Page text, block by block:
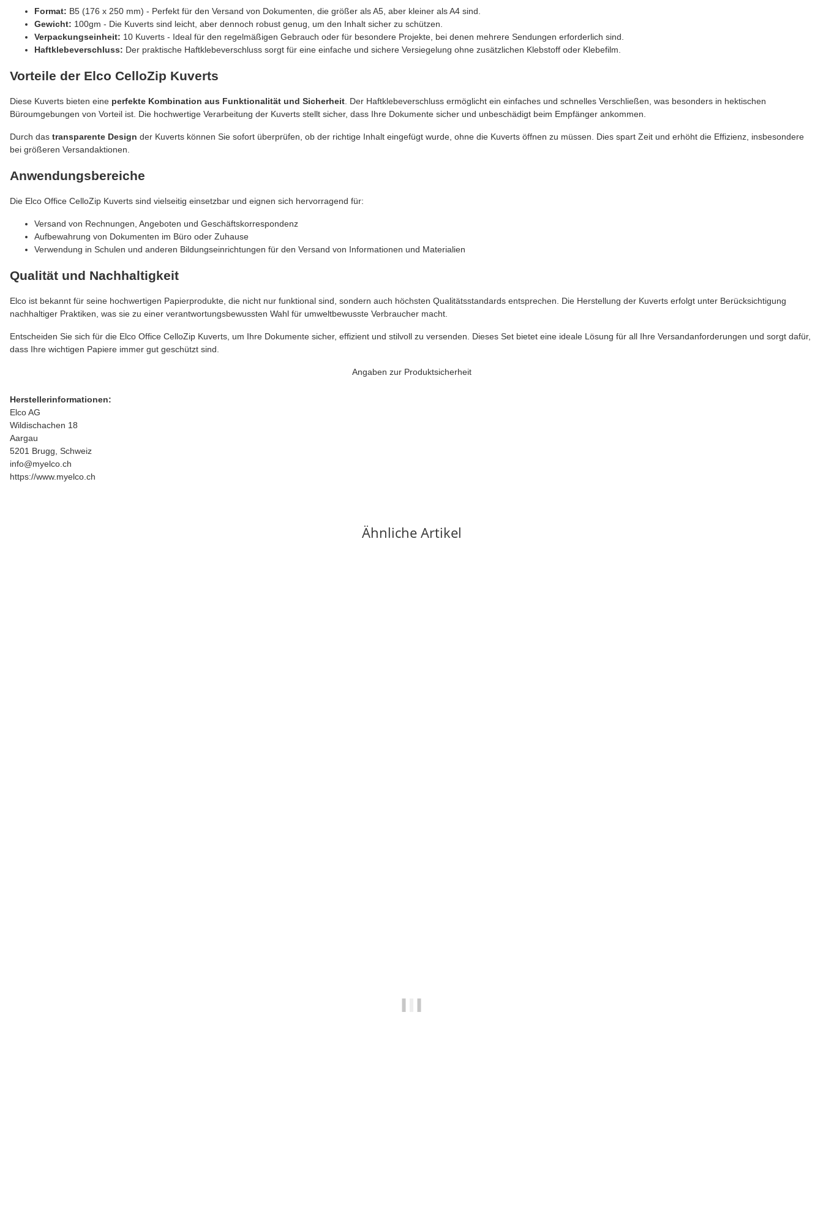
Format: B5 (176 x 250 mm) - Perfekt für den Versand von Dokumenten, die größer als A5, aber kleiner als A4 sind.
Gewicht: 100gm - Die Kuverts sind leicht, aber dennoch robust genug, um den Inhalt sicher zu schützen.
Verpackungseinheit: 10 Kuverts - Ideal für den regelmäßigen Gebrauch oder für besondere Projekte, bei denen mehrere Sendungen erforderlich sind.
Haftklebeverschluss: Der praktische Haftklebeverschluss sorgt für eine einfache und sichere Versiegelung ohne zusätzlichen Klebstoff oder Klebefilm.
Vorteile der Elco CelloZip Kuverts
Diese Kuverts bieten eine perfekte Kombination aus Funktionalität und Sicherheit . Der Haftklebeverschluss ermöglicht ein einfaches und schnelles Verschließen, was besonders in hektischen
Büroumgebungen von Vorteil ist. Die hochwertige Verarbeitung der Kuverts stellt sicher, dass Ihre Dokumente sicher und unbeschädigt beim Empfänger ankommen.
Durch das transparente Design der Kuverts können Sie sofort überprüfen, ob der richtige Inhalt eingefügt wurde, ohne die Kuverts öffnen zu müssen. Dies spart Zeit und erhöht die Effizienz, insbesondere
bei größeren Versandaktionen.
Anwendungsbereiche
Die Elco Office CelloZip Kuverts sind vielseitig einsetzbar und eignen sich hervorragend für:
Versand von Rechnungen, Angeboten und Geschäftskorrespondenz
Aufbewahrung von Dokumenten im Büro oder Zuhause
Verwendung in Schulen und anderen Bildungseinrichtungen für den Versand von Informationen und Materialien
Qualität und Nachhaltigkeit
Elco ist bekannt für seine hochwertigen Papierprodukte, die nicht nur funktional sind, sondern auch höchsten Qualitätsstandards entsprechen. Die Herstellung der Kuverts erfolgt unter Berücksichtigung
nachhaltiger Praktiken, was sie zu einer verantwortungsbewussten Wahl für umweltbewusste Verbraucher macht.
Entscheiden Sie sich für die Elco Office CelloZip Kuverts, um Ihre Dokumente sicher, effizient und stilvoll zu versenden. Dieses Set bietet eine ideale Lösung für all Ihre Versandanforderungen und sorgt dafür,
dass Ihre wichtigen Papiere immer gut geschützt sind.
Angaben zur Produktsicherheit
Herstellerinformationen:
Elco AG
Wildischachen 18
Aargau
5201 Brugg, Schweiz
info@myelco.ch
https://www.myelco.ch
Ähnliche Artikel